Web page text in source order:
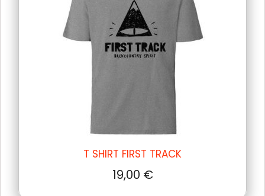
T SHIRT FIRST TRACK
19,00 €